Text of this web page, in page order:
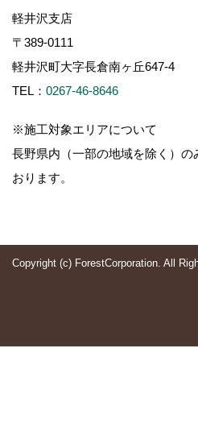
軽井沢支店
〒389-0111
軽井沢町大字長倉南ヶ丘647-4
TEL： 0267-46-8646
※施工対象エリアについて
長野県内（一部の地域を除く）の
おります。
Copyright (c) ForestCorporation. All